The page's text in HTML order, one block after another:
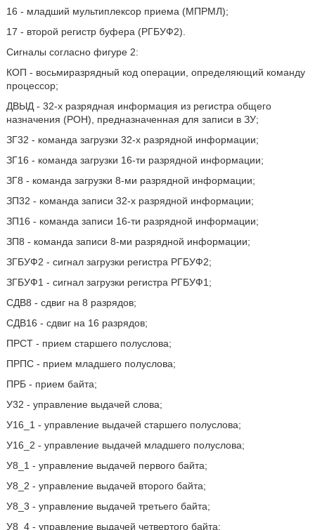
16 - младший мультиплексор приема (МПРМЛ);
17 - второй регистр буфера (РГБУФ2).
Сигналы согласно фигуре 2:
КОП - восьмиразрядный код операции, определяющий команду
процессор;
ДВЫД - 32-х разрядная информация из регистра общего
назначения (РОН), предназначенная для записи в ЗУ;
ЗГ32 - команда загрузки 32-х разрядной информации;
ЗГ16 - команда загрузки 16-ти разрядной информации;
ЗГ8 - команда загрузки 8-ми разрядной информации;
ЗП32 - команда записи 32-х разрядной информации;
ЗП16 - команда записи 16-ти разрядной информации;
ЗП8 - команда записи 8-ми разрядной информации;
ЗГБУФ2 - сигнал загрузки регистра РГБУФ2;
ЗГБУФ1 - сигнал загрузки регистра РГБУФ1;
СДВ8 - сдвиг на 8 разрядов;
СДВ16 - сдвиг на 16 разрядов;
ПРСТ - прием старшего полуслова;
ПРПС - прием младшего полуслова;
ПРБ - прием байта;
У32 - управление выдачей слова;
У16_1 - управление выдачей старшего полуслова;
У16_2 - управление выдачей младшего полуслова;
У8_1 - управление выдачей первого байта;
У8_2 - управление выдачей второго байта;
У8_3 - управление выдачей третьего байта;
У8_4 - управление выдачей четвертого байта;